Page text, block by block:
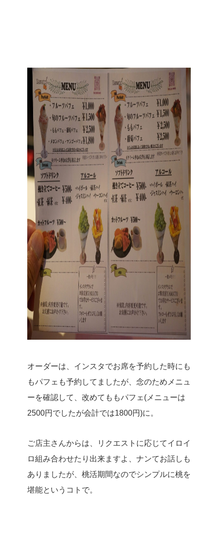
オーダーは、インスタでお席を予約した時にも
もパフェも予約してましたが、念のためメニュ
ーを確認して、改めてももパフェ(メニューは
2500円でしたが会計では1800円)に。
ご店主さんからは、リクエストに応じてイロイ
ロ組み合わせたり出来ますよ、ナンてお話しも
ありましたが、桃活期間なのでシンプルに桃を
堪能というコトで。